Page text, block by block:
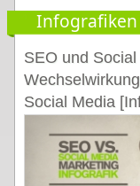
Infografiken
SEO und
Social Media